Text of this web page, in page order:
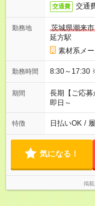
交通費 交通
勤務地
茨城県潮来市
延方駅
素材系メ
勤務時間
期間
長期【ご応募
即日～
特徴 日払いOK /
気になる！
掲